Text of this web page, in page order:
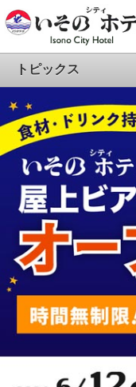
トピックス